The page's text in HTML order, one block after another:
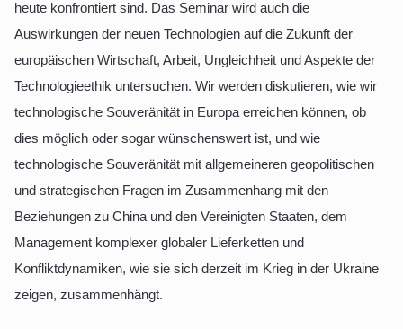
heute konfrontiert sind. Das Seminar wird auch die
Auswirkungen der neuen Technologien auf die Zukunft der
europäischen Wirtschaft, Arbeit, Ungleichheit und Aspekte der
Technologieethik untersuchen. Wir werden diskutieren, wie wir
technologische Souveränität in Europa erreichen können, ob
dies möglich oder sogar wünschenswert ist, und wie
technologische Souveränität mit allgemeineren geopolitischen
und strategischen Fragen im Zusammenhang mit den
Beziehungen zu China und den Vereinigten Staaten, dem
Management komplexer globaler Lieferketten und
Konfliktdynamiken, wie sie sich derzeit im Krieg in der Ukraine
zeigen, zusammenhängt.